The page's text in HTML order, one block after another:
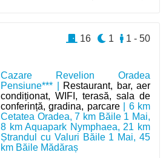
Cazare Revelion Oradea
Pensiune*** |
Restaurant, bar, aer
condiționat, WIFI, terasă, sala de
conferință, gradina, parcare| 6 km
Cetatea Oradea, 7 km Băile 1 Mai,
8 km Aquapark Nymphaea, 21 km
Ștrandul cu Valuri Băile 1 Mai, 45
km Băile Mădăraș
1 - 50
1
16